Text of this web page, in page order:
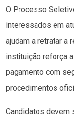
O Processo
interessados em
ajudam a retratar a
instituição reforça
pagamento com
procedimentos
Candidatos devem